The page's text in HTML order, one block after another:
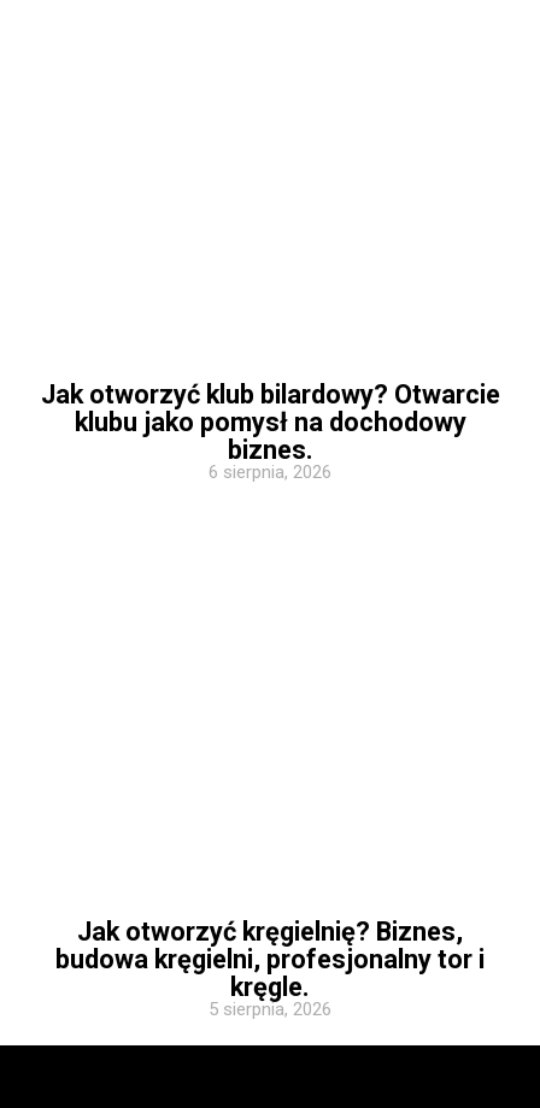
Jak otworzyć klub bilardowy? Otwarcie
klubu jako pomysł na dochodowy
biznes.
6 sierpnia, 2026
Jak otworzyć kręgielnię? Biznes,
budowa kręgielni, profesjonalny tor i
kręgle.
5 sierpnia, 2026